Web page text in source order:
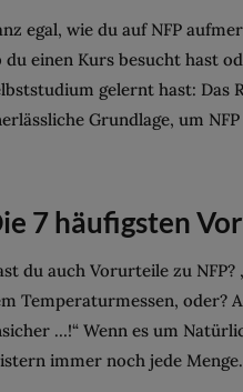
egal, wie du auf NFP
du einen Kurs besucht hast
gelernt hast: Das
Grundlage, um
7 häufigsten
du auch Vorurteile zu NFP?
Temperaturmessen, oder?
…!“ Wenn es um
immer noch jede